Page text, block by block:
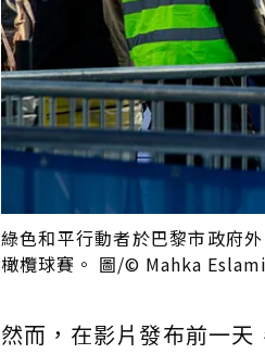
綠色和平行動者於巴黎市政府
橄欖球賽。 圖/© Mahka
然而，在影片發布前一